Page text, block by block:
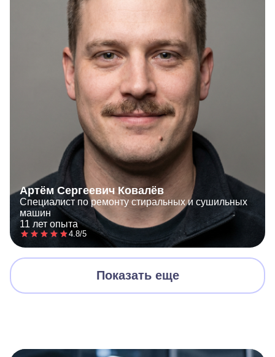
Артём Сергеевич Ковалёв
Специалист по ремонту стиральных и сушильных
машин
11 лет опыта
4.8/5
Показать еще